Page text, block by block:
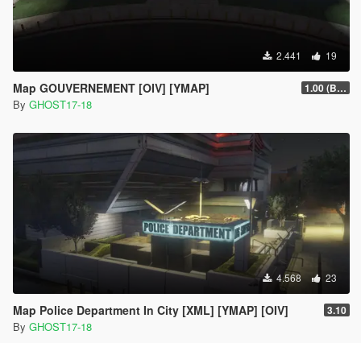
2.441 19
Map GOUVERNEMENT [OIV] [YMAP] 1.00 (BETA)
By GHOST17-18
4.568 23
Map Police Department In City [XML] [YMAP] [OIV] 3.10
By GHOST17-18